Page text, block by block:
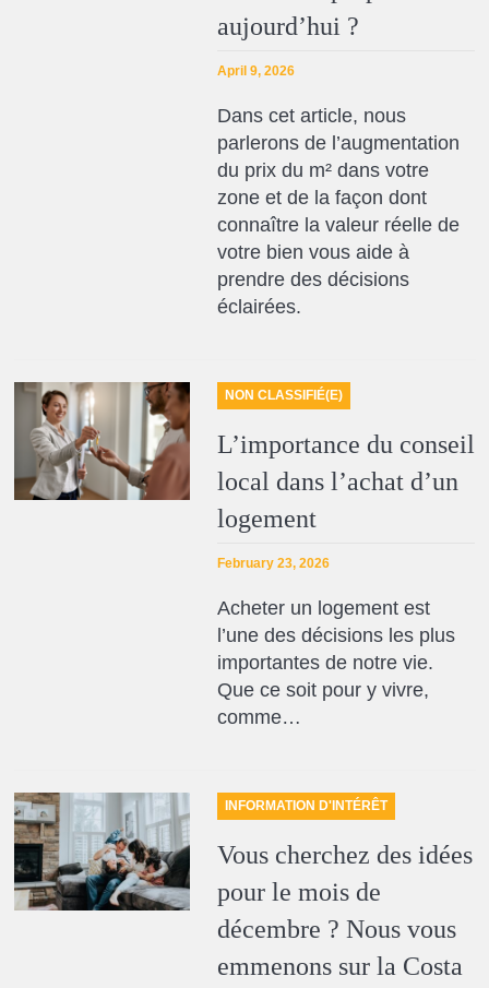
aujourd’hui ?
April 9, 2026
Dans cet article, nous
parlerons de l’augmentation
du prix du m² dans votre
zone et de la façon dont
connaître la valeur réelle de
votre bien vous aide à
prendre des décisions
éclairées.
NON CLASSIFIÉ(E)
L’importance du conseil
local dans l’achat d’un
logement
February 23, 2026
Acheter un logement est
l’une des décisions les plus
importantes de notre vie.
Que ce soit pour y vivre,
comme…
INFORMATION D'INTÉRÊT
Vous cherchez des idées
pour le mois de
décembre ? Nous vous
emmenons sur la Costa